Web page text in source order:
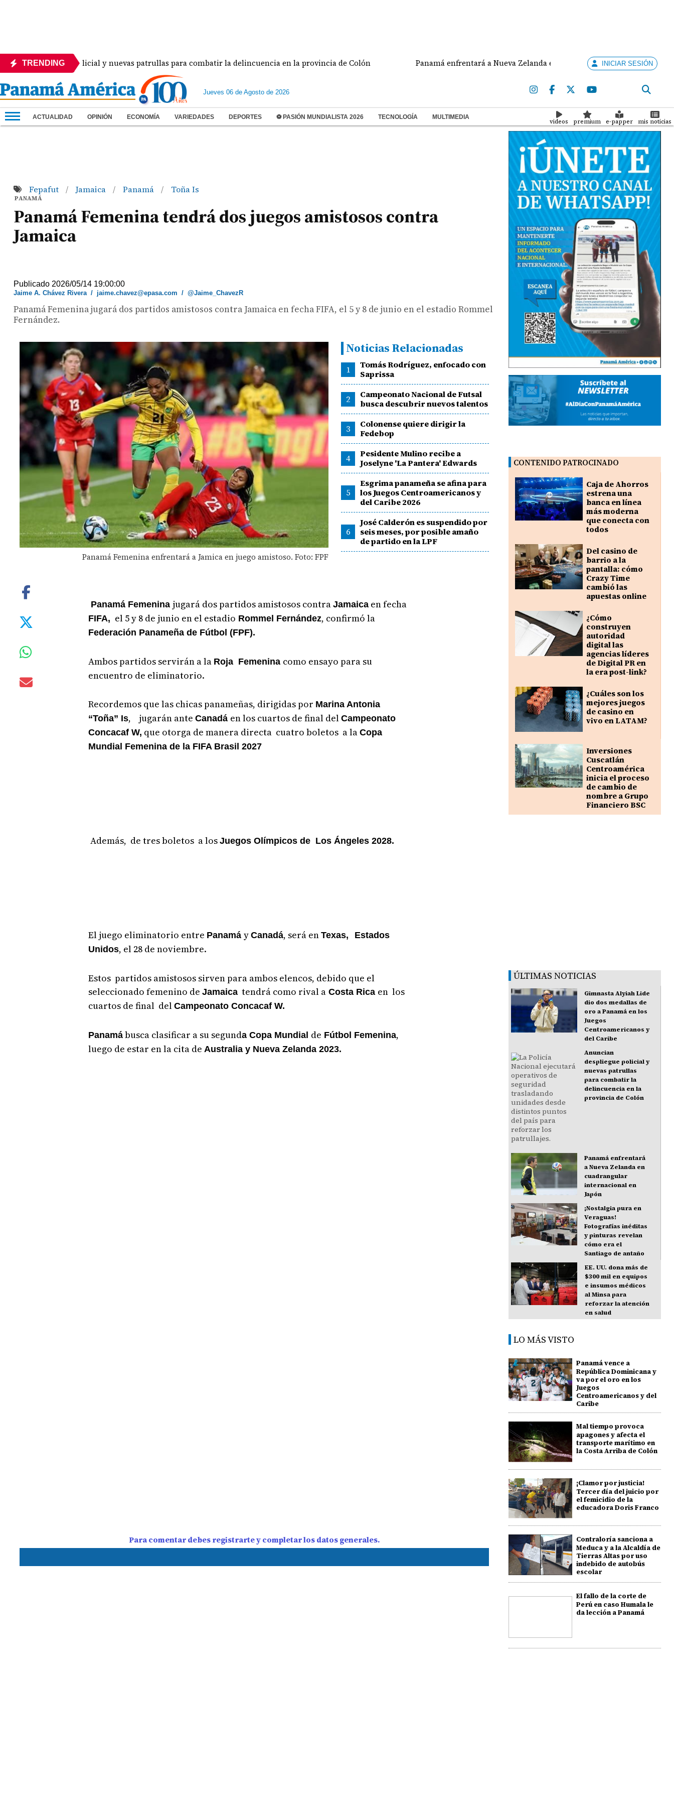
TRENDINGpolicial y nuevas patrullas para combatir la delincuencia en la provincia de Colón Panamá enfrentará a Nueva Zelanda en cuadrangular internacional en Japón
INICIAR SESIÓN
Jueves 06 de Agosto de 2026
ACTUALIDAD OPINIÓN ECONOMÍA VARIEDADES DEPORTES ⚽ PASIÓN MUNDIALISTA 2026 TECNOLOGÍA MULTIMEDIA
videos premium e-papper mis noticias
Fepafut / Jamaica / Panamá / Toña Is
PANAMÁ
Panamá Femenina tendrá dos juegos amistosos contra
Jamaica
Publicado 2026/05/14 19:00:00
Jaime A. Chávez Rivera/ jaime.chavez@epasa.com /@Jaime_ChavezR
Panamá Femenina jugará dos partidos amistosos contra Jamaica en fecha FIFA, el 5 y 8 de junio en el estadio Rommel
Fernández.
Panamá Femenina enfrentará a Jamica en juego amistoso. Foto: FPF
Noticias Relacionadas
1
Tomás Rodríguez, enfocado con
Saprissa
2
Campeonato Nacional de Futsal
busca descubrir nuevos talentos
3
Colonense quiere dirigir la
Fedebop
4
Pesidente Mulino recibe a
Joselyne 'La Pantera' Edwards
5
Esgrima panameña se afina para
los Juegos Centroamericanos y
del Caribe 2026
6
José Calderón es suspendido por
seis meses, por posible amaño
de partido en la LPF
Panamá Femenina jugará dos partidos amistosos contra Jamaicaen fecha
FIFA, el 5 y 8 de junio en el estadio Rommel Fernández, confirmó la
Federación Panameña de Fútbol (FPF).
Ambos partidos servirán a la Roja Femenina como ensayo para su
encuentro de eliminatorio.
Recordemos que las chicas panameñas, dirigidas por Marina Antonia
“Toña” Is, jugarán ante Canadá en los cuartos de final del Campeonato
Concacaf W, que otorga de manera directa cuatro boletos a la Copa
Mundial Femenina de la FIFA Brasil 2027
Además, de tres boletos a los Juegos Olímpicos de Los Ángeles 2028.
El juego eliminatorio entre Panamá y Canadá, será en Texas,
Estados
Unidos, el 28 de noviembre.
Estos partidos amistosos sirven para ambos elencos, debido que el
seleccionado femenino de Jamaicatendrá como rival aCosta Rica en los
cuartos de final del Campeonato Concacaf W.
Panamábusca clasificar a su segunda Copa Mundial de Fútbol Femenina,
luego de estar en la cita de Australia y Nueva Zelanda 2023.
Para comentar debes registrarte y completar los datos generales.
CONTENIDO PATROCINADO
Caja de Ahorros
estrena una
banca en línea
más moderna
que conecta con
todos
Del casino de
barrio a la
pantalla: cómo
Crazy Time
cambió las
apuestas online
¿Cómo
construyen
autoridad
digital las
agencias líderes
de Digital PR en
la era post-link?
¿Cuáles son los
mejores juegos
de casino en
vivo en LATAM?
Inversiones
Cuscatlán
Centroamérica
inicia el proceso
de cambio de
nombre a Grupo
Financiero BSC
ÚLTIMAS NOTICIAS
Gimnasta Alyiah Lide
dio dos medallas de
oro a Panamá en los
Juegos
Centroamericanos y
del Caribe
Anuncian
despliegue policial y
nuevas patrullas
para combatir la
delincuencia en la
provincia de Colón
Panamá enfrentará
a Nueva Zelanda en
cuadrangular
internacional en
Japón
¡Nostalgia pura en
Veraguas!
Fotografías inéditas
y pinturas revelan
cómo era el
Santiago de antaño
EE. UU. dona más de
$300 mil en equipos
e insumos médicos
al Minsa para
reforzar la atención
en salud
LO MÁS VISTO
Panamá vence a
República Dominicana y
va por el oro en los
Juegos
Centroamericanos y del
Caribe
Mal tiempo provoca
apagones y afecta el
transporte marítimo en
la Costa Arriba de Colón
¡Clamor por justicia!
Tercer día del juicio por
el femicidio de la
educadora Doris Franco
Contraloría sanciona a
Meduca y a la Alcaldía de
Tierras Altas por uso
indebido de autobús
escolar
El fallo de la corte de
Perú en caso Humala le
da lección a Panamá